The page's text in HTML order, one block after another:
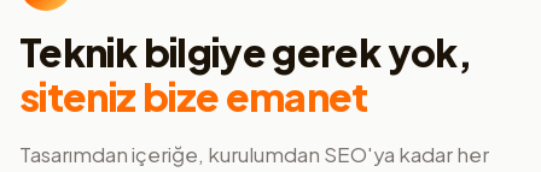
Teknik bilgiye gerek yok,
siteniz bize emanet
Tasarımdan içeriğe, kurulumdan SEO'ya kadar her